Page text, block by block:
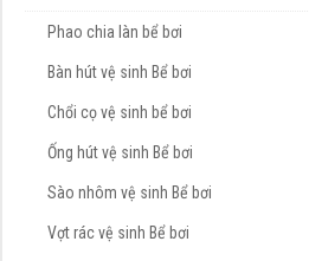
Phao chia làn bể bơi
Bàn hút vệ sinh Bể bơi
Chổi cọ vệ sinh bể bơi
Ống hút vệ sinh Bể bơi
Sào nhôm vệ sinh Bể bơi
Vợt rác vệ sinh Bể bơi